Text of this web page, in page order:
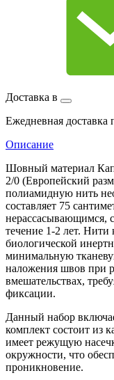
Доставка в
Ежедневная доставка
Описание
Шовный материал
2/0 (Европейский
полиамидную нить
составляет 75
нерассасывающимся,
течение 1-2 лет.
биологической
минимальную
наложения швов при
вмешательствах,
фиксации.
Данный набор
комплект состоит из
имеет режущую
окружности, что
проникновение.